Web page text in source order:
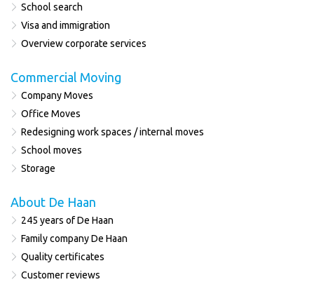
School search
Visa and immigration
Overview corporate services
Commercial Moving
Company Moves
Office Moves
Redesigning work spaces / internal moves
School moves
Storage
About De Haan
245 years of De Haan
Family company De Haan
Quality certificates
Customer reviews